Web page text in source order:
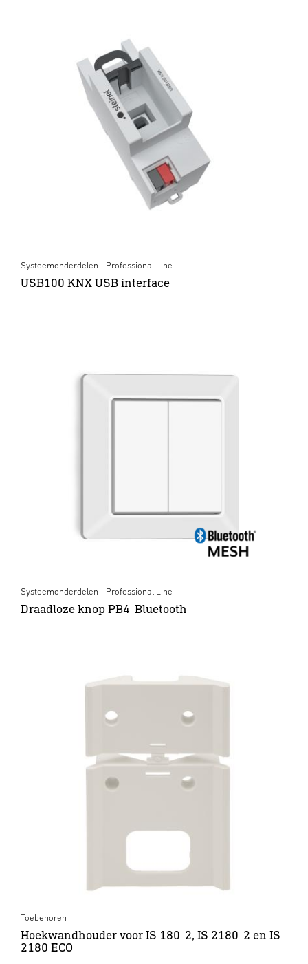
Systeemonderdelen - Professional Line
USB100 KNX USB interface
Systeemonderdelen - Professional Line
Draadloze knop PB4-Bluetooth
Toebehoren
Hoekwandhouder voor IS 180-2, IS 2180-2 en IS
2180 ECO